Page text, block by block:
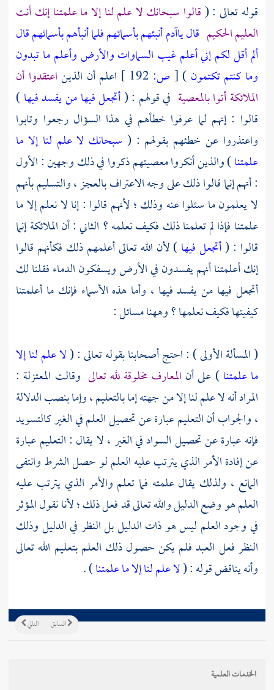
قوله تعالى : (قالوا سبحانك لا علم لنا إلا ما علمتنا إنك أنت
العليم الحكيم قال ياآدم أنبئهم بأسمائهم فلما أنبأهم بأسمائهم قال
ألم أقل لكم إني أعلم غيب السماوات والأرض وأعلم ما تبدون
وما كنتم تكتمون )
[ ص: اعلم أن الذيناعتقدوا أن
الملائكة أتوا بالمعصية في قولهم : (أتجعل فيها من يفسد فيها)
قالوا : إنهم لما عرفوا خطأهم في هذا السؤال رجعوا وتابوا
واعتذروا عن خطئهم بقولهم : ( سبحانك لا علم لنا إلا ما
علمتنا) والذين أنكروا معصيتهم ذكروا في ذلك وجهين : الأول
: أنهم إنما قالوا ذلك على وجه الاعتراف بالعجز ، والتسليم بأنهم
لا يعلمون ما سئلوا عنه وذلك ؛ لأنهم قالوا : إنا لا نعلم إلا ما
علمتنا فإذا لم تعلمنا ذلك فكيف نعلمه ؟ الثاني : أن الملائكة إنما
قالوا : (أتجعل فيها) لأن الله تعالى أعلمهم ذلك فكأنهم قالوا
إنك أعلمتنا أنهم يفسدون في الأرض ويسفكون الدماء فقلنا لك
أتجعل فيها من يفسد فيها ، وأما هذه الأسماء فإنك ما أعلمتنا
كيفيتها فكيف نعلمها ؟ وههنا مسائل :
( المسألة الأولى ) : احتج أصحابنا بقوله تعالى : (لا علم لنا إلا
ما علمتنا) على أن المعارف مخلوقة لله تعالى وقالت المعتزلة :
المراد أنه لا علم لنا إلا من جهته إما بالتعليم ، وإما بنصب الدلالة
، والجواب أن التعليم عبارة عن تحصيل العلم في الغير كالتسويد
فإنه عبارة عن تحصيل السواد في الغير ، لا يقال : التعليم عبارة
عن إفادة الأمر الذي يترتب عليه العلم لو حصل الشرط وانتفى
المانع ، ولذلك يقال علمته فما تعلم والأمر الذي يترتب عليه
العلم هو وضع الدليل والله تعالى قد فعل ذلك ؛ لأنا نقول المؤثر
في وجود العلم ليس هو ذات الدليل بل النظر في الدليل وذلك
النظر فعل العبد فلم يكن حصول ذلك العلم بتعليم الله تعالى
وأنه يناقض قوله : (لا علم لنا إلا ما علمتنا) .
التالي السابق
الخدمات العلمية